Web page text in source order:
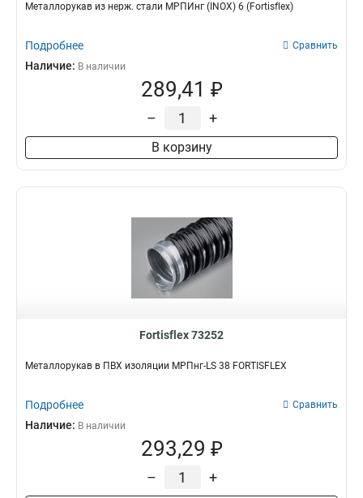
Металлорукав из нерж. стали МРПИнг (INOX) 6 (Fortisflex)
Подробнее Сравнить
Наличие: В наличии
289,41 ₽
– +
В корзину
Fortisflex 73252
Металлорукав в ПВХ изоляции МРПнг-LS 38 FORTISFLEX
Подробнее Сравнить
Наличие: В наличии
293,29 ₽
– +